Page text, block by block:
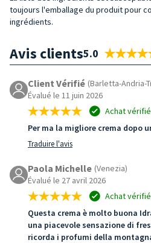
toujours l'emballage du produit pour
ingrédients.
Avis clients5.0
Client Vérifié (Barletta-Andria-
Évalué le 11 juin 2026
Achat vérifié
Per ma la migliore crema dopo
Traduire l'avis
Paola Michelle (Venezia)
Évalué le 27 avril 2026
Achat vérifié
Questa crema è molto buona
una piacevole sensazione di
ricorda i profumi della